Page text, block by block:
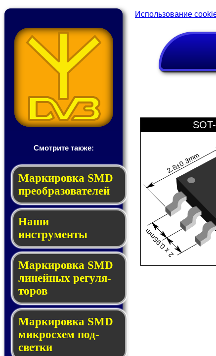
Смотрите также:
Мар­ки­ров­ка SMD
пре­об­ра­зо­ва­те­лей
Наши
инструменты
Маркировка SMD
ли­ней­ных ре­гу­ля­
то­ров
Маркировка SMD
мик­ро­схем под­
свет­ки
Использование
2.8±0.3mm
2 x 0.95mm